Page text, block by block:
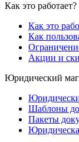
Как это работает?
Как это
Как
Акции и
Юридический
Шаблоны
Пакеты